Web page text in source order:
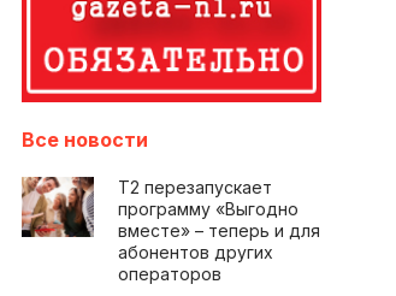
Все новости
Т2 перезапускает
программу «Выгодно
вместе» – теперь и для
абонентов других
операторов